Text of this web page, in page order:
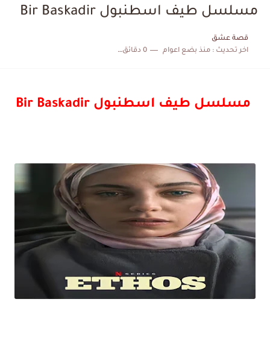
مسلسل طيف اسطنبول Bir Baskadir
قصة عشق
اخر تحديث :منذ بضع اعوام 0 دقائق للقراءة
مسلسل طيف اسطنبول Bir Baskadir